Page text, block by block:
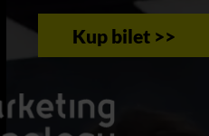
Kup bilet >>